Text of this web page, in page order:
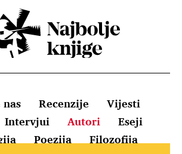
Recenzije
Vijesti
Intervjui Autori
Eseji
Poezija Filozofija